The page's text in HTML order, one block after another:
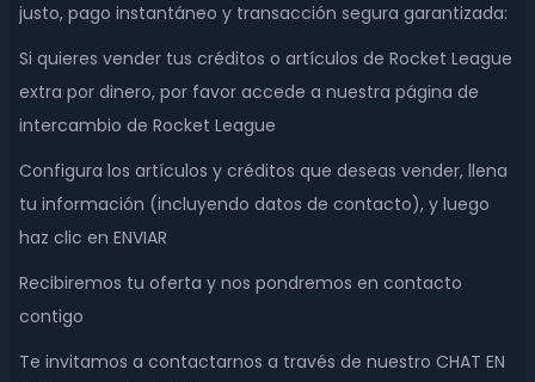
justo, pago instantáneo y transacción segura garantizada:
Si quieres vender tus créditos o artículos de Rocket League
extra por dinero, por favor accede a nuestra página de
intercambio de Rocket League
Configura los artículos y créditos que deseas vender, llena
tu información (incluyendo datos de contacto), y luego
haz clic en ENVIAR
Recibiremos tu oferta y nos pondremos en contacto
contigo
Te invitamos a contactarnos a través de nuestro CHAT EN